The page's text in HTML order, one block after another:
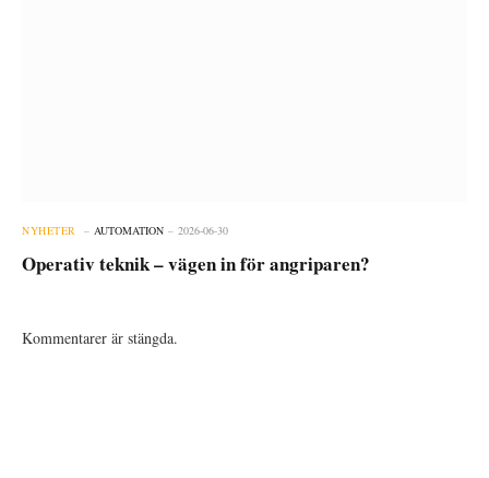
NYHETER AUTOMATION 2026-06-30
Operativ teknik – vägen in för angriparen?
Kommentarer är stängda.